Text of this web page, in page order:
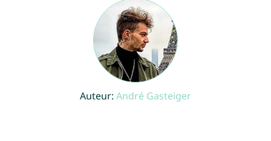
Auteur: André Gasteiger